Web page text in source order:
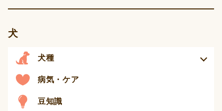
犬
犬種
病気・ケア
豆知識